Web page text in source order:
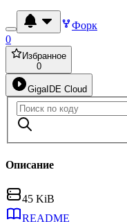
Форк
0
Избранное
0
GigaIDE Cloud
Описание
45 KiB
README